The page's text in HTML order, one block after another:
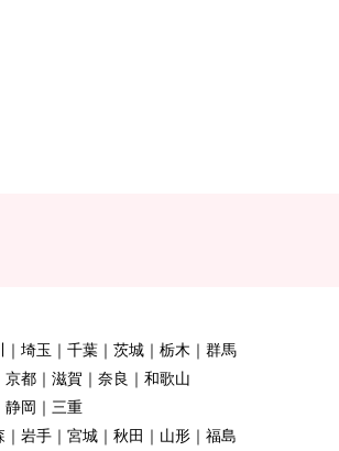
埼玉 千葉 茨城 栃木
群馬
京都 滋賀 奈良
和歌山
静岡
三重
岩手 宮城 秋田 山形
福島